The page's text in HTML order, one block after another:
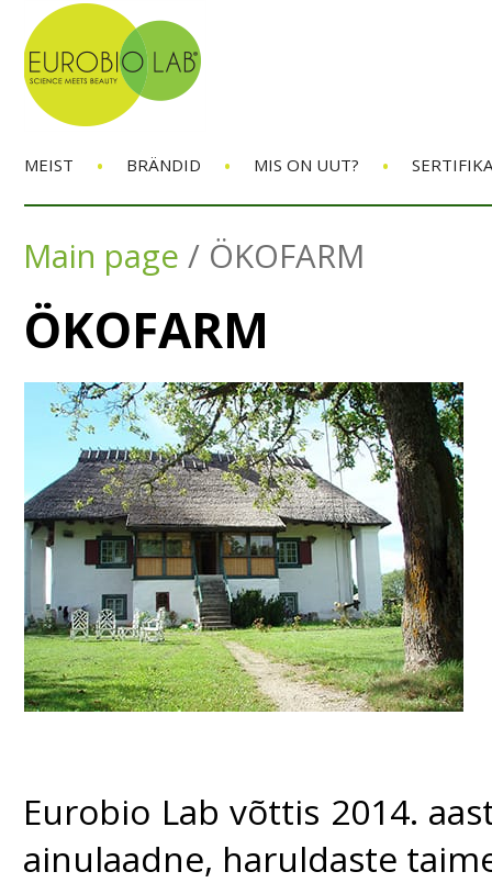
MEIST • BRÄNDID • MIS ON UUT? •
Main page / ÖKOFARM
ÖKOFARM
Eurobio Lab võttis 2014.
ainulaadne, haruldaste